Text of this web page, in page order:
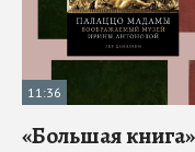
11:36
«Большая